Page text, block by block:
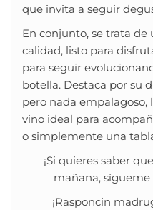
que invita a seguir
En conjunto, se trata
calidad, listo para
para seguir
botella. Destaca por su
pero nada empalagoso,
vino ideal para
o simplemente una
¡Si quieres saber
mañana, sígueme
¡Rasponcin